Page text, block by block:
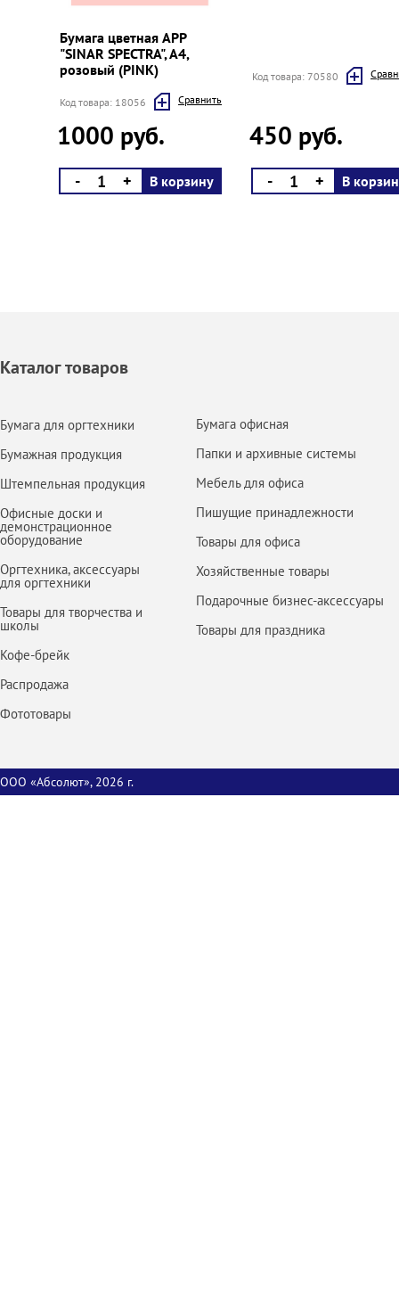
Бумага цветная APP
"SINAR SPECTRA", A4,
розовый (PINK)
Код товара: 18056 Cравнить
1000 руб.
- + В корзину
Код товара: 70580
450 руб.
- + В
Каталог товаров
Бумага для оргтехники
Бумажная продукция
Штемпельная продукция
Офисные доски и
демонстрационное
оборудование
Оргтехника, аксессуары
для оргтехники
Товары для творчества и
школы
Кофе-брейк
Распродажа
Фототовары
Бумага офисная
Папки и архивные системы
Мебель для офиса
Пишущие принадлежности
Товары для офиса
Хозяйственные товары
Подарочные бизнес-аксессуары
Товары для праздника
ООО «Абсолют», 2026 г.